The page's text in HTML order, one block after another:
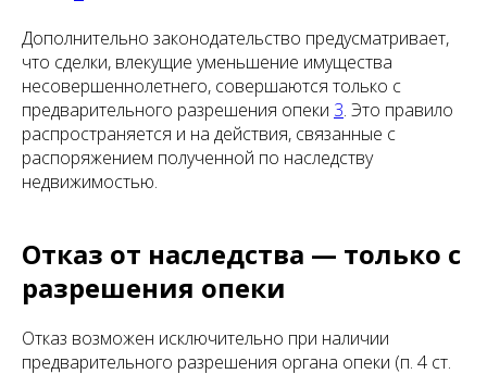
Дополнительно законодательство предусматривает,
что сделки, влекущие уменьшение имущества
несовершеннолетнего, совершаются только с
предварительного разрешения опеки 3. Это правило
распространяется и на действия, связанные с
распоряжением полученной по наследству
недвижимостью.
Отказ от наследства — только с
разрешения опеки
Отказ возможен исключительно при наличии
предварительного разрешения органа опеки (п. 4 ст.